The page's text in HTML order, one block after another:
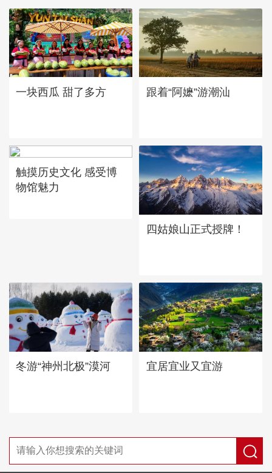
一块西瓜 甜了多方 跟着“阿嬷”游潮汕
触摸历史文化 感受博
物馆魅力
四姑娘山正式授牌！
冬游“神州北极”漠河 宜居宜业又宜游